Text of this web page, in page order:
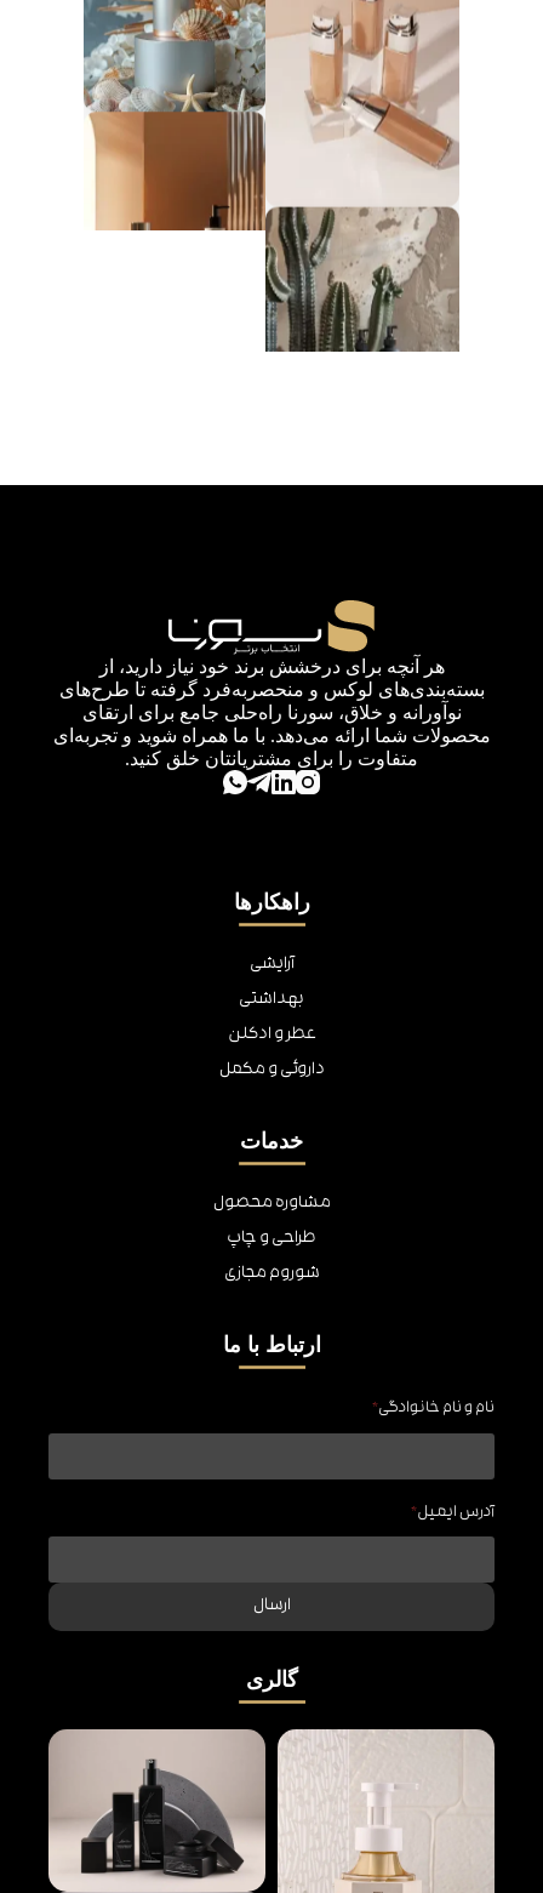
هر آنچه برای درخشش برند خود نیاز دارید، از
بسته‌بندی‌های لوکس و منحصربه‌فرد گرفته تا طرح‌های
نوآورانه و خلاق، سورنا راه‌حلی جامع برای ارتقای
محصولات شما ارائه می‌دهد. با ما همراه شوید و تجربه‌ای
متفاوت را برای مشتریانتان خلق کنید.
گالری
راهکارها
آرایشی
بهداشتی
عطر و ادکلن
داروئی و مکمل
خدمات
مشاوره محصول
طراحی و چاپ
شوروم مجازی
ارتباط با ما
نام و نام خانوادگی*
آدرس ایمیل*
ارسال